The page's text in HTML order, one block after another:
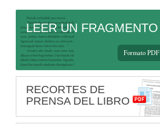
LEER UN FRAGMENTO
Formato PDF
RECORTES DE
PRENSA DEL LIBRO